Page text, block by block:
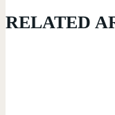
RELATED